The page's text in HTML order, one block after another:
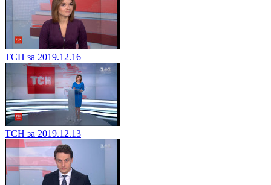
ТСН за 2019.12.16
ТСН за 2019.12.13